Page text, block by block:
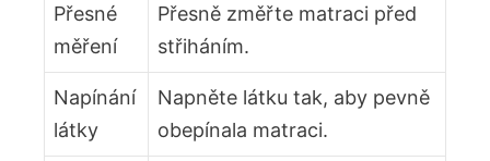
Přesné
měření
Přesně změřte matraci před
střiháním.
Napínání
látky
Napněte látku tak, aby pevně
obepínala matraci.